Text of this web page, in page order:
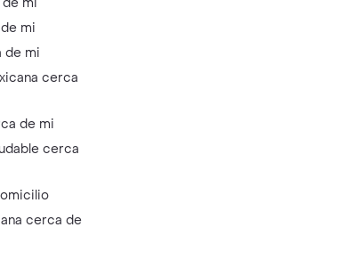
mi
de mi
cerca
de mi
cerca
cerca de